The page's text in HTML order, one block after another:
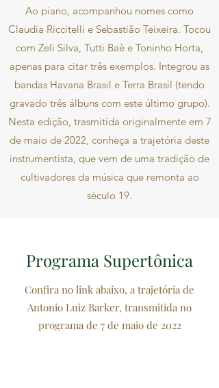
Ao piano, acompanhou nomes como
Claudia Riccitelli e Sebastião Teixeira. Tocou
com Zeli Silva, Tutti Baê e Toninho Horta,
apenas para citar três exemplos. Integrou as
bandas Havana Brasil e Terra Brasil (tendo
gravado três álbuns com este último grupo).
Nesta edição, trasmitida originalmente em 7
de maio de 2022, conheça a trajetória deste
instrumentista, que vem de uma tradição de
cultivadores da música que remonta ao
século 19.
Programa Supertônica
Confira no link abaixo, a trajetória de
Antonio Luiz Barker, transmitida no
programa de 7 de maio de 2022